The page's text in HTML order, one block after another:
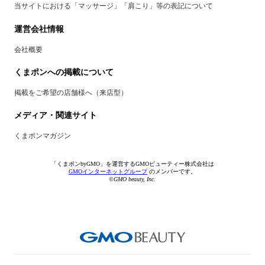
当サイトにおける「マッサージ」「肩こり」等の表記について
運営会社情報
会社概要
くまポンへの掲載について
掲載をご希望の店舗様へ（来店型）
メディア・関連サイト
くまポンマガジン
「くまポンbyGMO」を運営するGMOビューティー株式会社は
GMOインターネットグループのメンバーです。
©GMO beauty, Inc.